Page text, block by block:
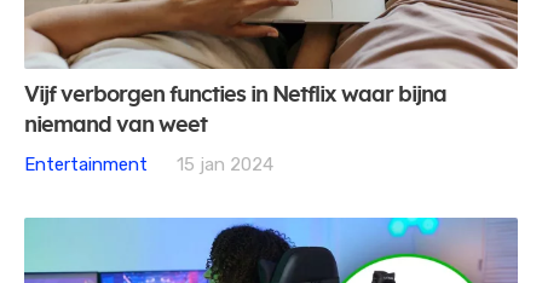
Vijf verborgen functies in Netflix waar bijna
niemand van weet
Entertainment
15 jan 2024